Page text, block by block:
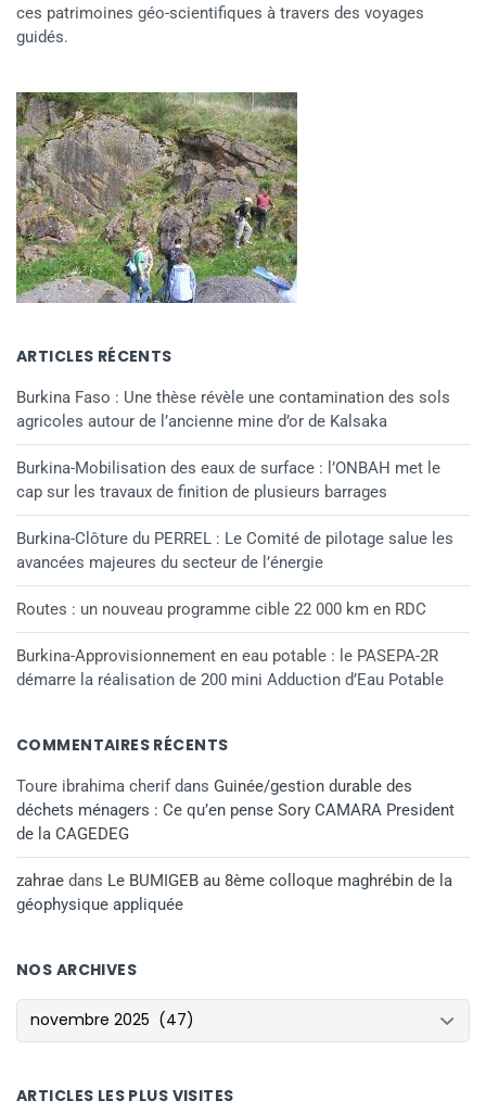
ces patrimoines géo-scientifiques à travers des voyages
guidés.
ARTICLES RÉCENTS
Burkina Faso : Une thèse révèle une contamination des sols
agricoles autour de l’ancienne mine d’or de Kalsaka
Burkina-Mobilisation des eaux de surface : l’ONBAH met le
cap sur les travaux de finition de plusieurs barrages
Burkina-Clôture du PERREL : Le Comité de pilotage salue les
avancées majeures du secteur de l’énergie
Routes : un nouveau programme cible 22 000 km en RDC
Burkina-Approvisionnement en eau potable : le PASEPA-2R
démarre la réalisation de 200 mini Adduction d’Eau Potable
COMMENTAIRES RÉCENTS
Toure ibrahima cherifdans Guinée/gestion durable des
déchets ménagers : Ce qu’en pense Sory CAMARA President
de la CAGEDEG
zahrae dans Le BUMIGEB au 8ème colloque maghrébin de la
géophysique appliquée
NOS ARCHIVES
NOS ARCHIVES
ARTICLES LES PLUS VISITES